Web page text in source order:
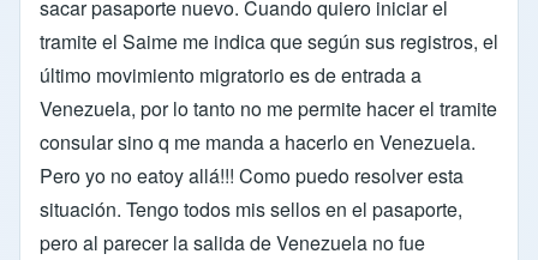
sacar pasaporte nuevo. Cuando quiero iniciar el
tramite el Saime me indica que según sus registros, el
último movimiento migratorio es de entrada a
Venezuela, por lo tanto no me permite hacer el tramite
consular sino q me manda a hacerlo en Venezuela.
Pero yo no eatoy allá!!! Como puedo resolver esta
situación. Tengo todos mis sellos en el pasaporte,
pero al parecer la salida de Venezuela no fue